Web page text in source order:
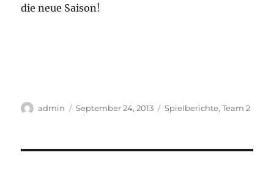
die neue Saison!
Autor
admin
Veröffentlicht
September 24, 2013 Kategorien
Spielberichte,Team 2